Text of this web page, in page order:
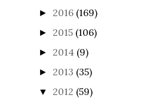
► 2016 (169)
► 2015 (106)
► 2014 (9)
► 2013 (35)
▼ 2012 (59)